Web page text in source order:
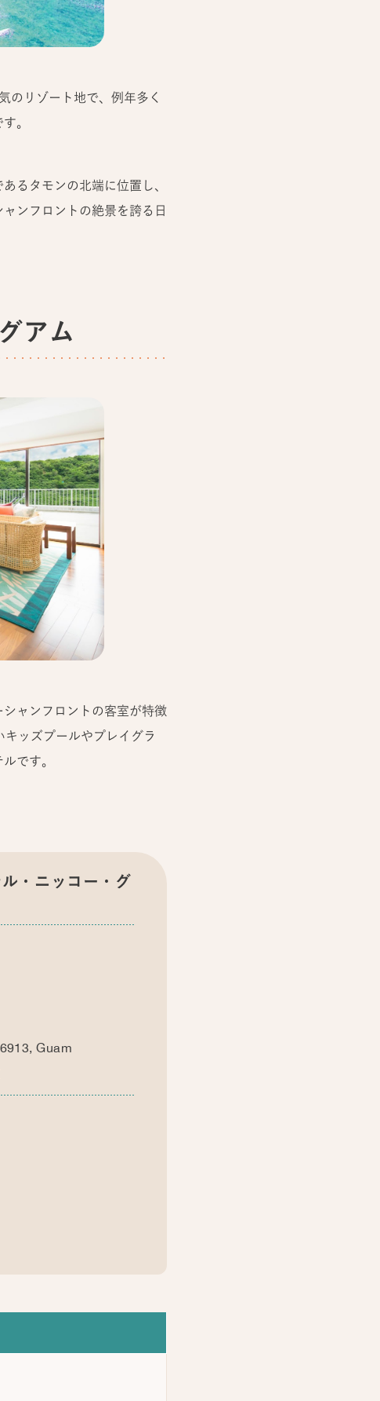
のリゾート地で、例年多く
。
るタモンの北端に位置し、
ンフロントの絶景を誇る日
アム
ャンフロントの客室が特徴
ッズプールやプレイグラ
です。
・ニッコー・グ
Guam